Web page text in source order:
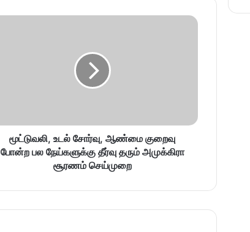
மூட்டுவலி, உடல் சோர்வு, ஆண்மை குறைவு
போன்ற பல நேய்களுக்கு தீர்வு தரும் அமுக்கிரா
சூரணம் செய்முறை